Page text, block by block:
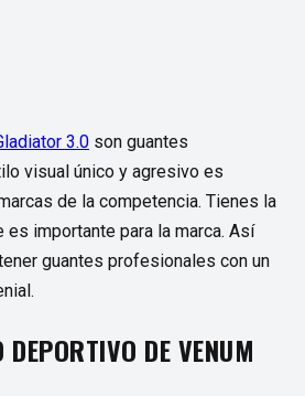
3.0 son guantes
visual único y agresivo es
de la competencia. Tienes la
importante para la marca. Así
guantes profesionales con un
DE VENUM